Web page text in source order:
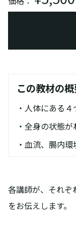
この教材の
・人体にある
・全身の状態
・血流、腸内
各講師が、それぞ
をお伝えします。